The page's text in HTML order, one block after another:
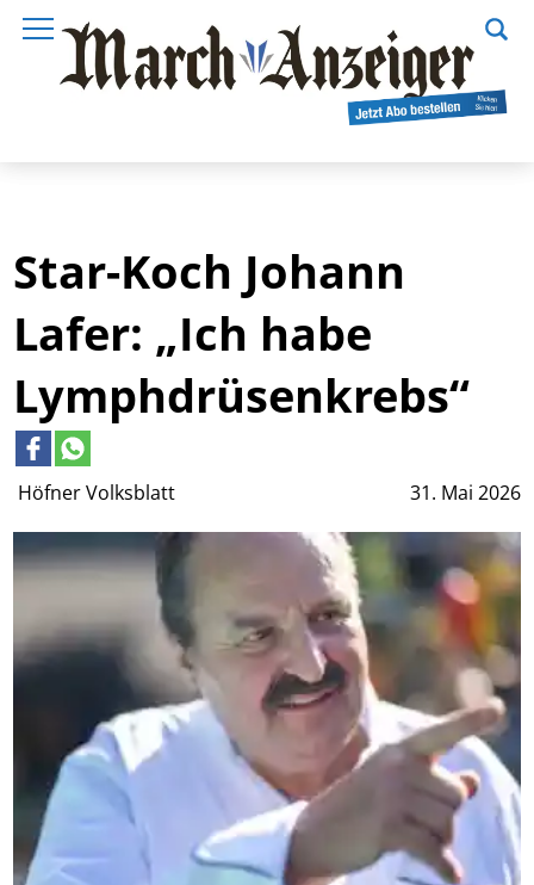
Höfner Volksblatt 31. Mai 2026
Star-Koch Johann
Lafer: „Ich habe
Lymphdrüsenkrebs“